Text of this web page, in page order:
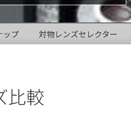
ップ 対物レンズセレクター
比較